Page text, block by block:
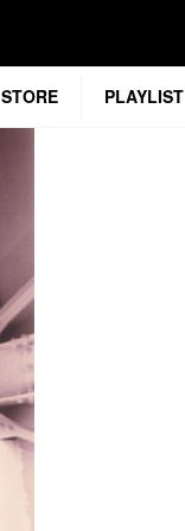
STORE PLAYLIST